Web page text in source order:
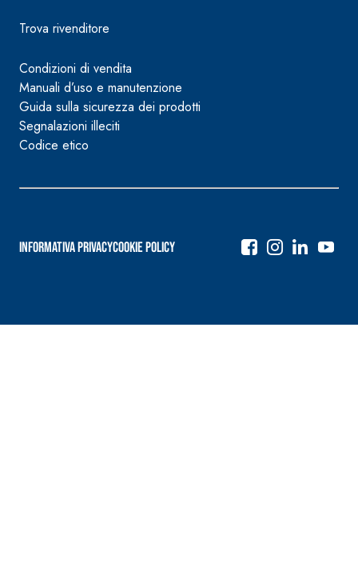
Trova rivenditore
Condizioni di vendita
Manuali d’uso e manutenzione
Guida sulla sicurezza dei prodotti
Segnalazioni illeciti
Codice etico
Informativa PrivacyCookie Policy